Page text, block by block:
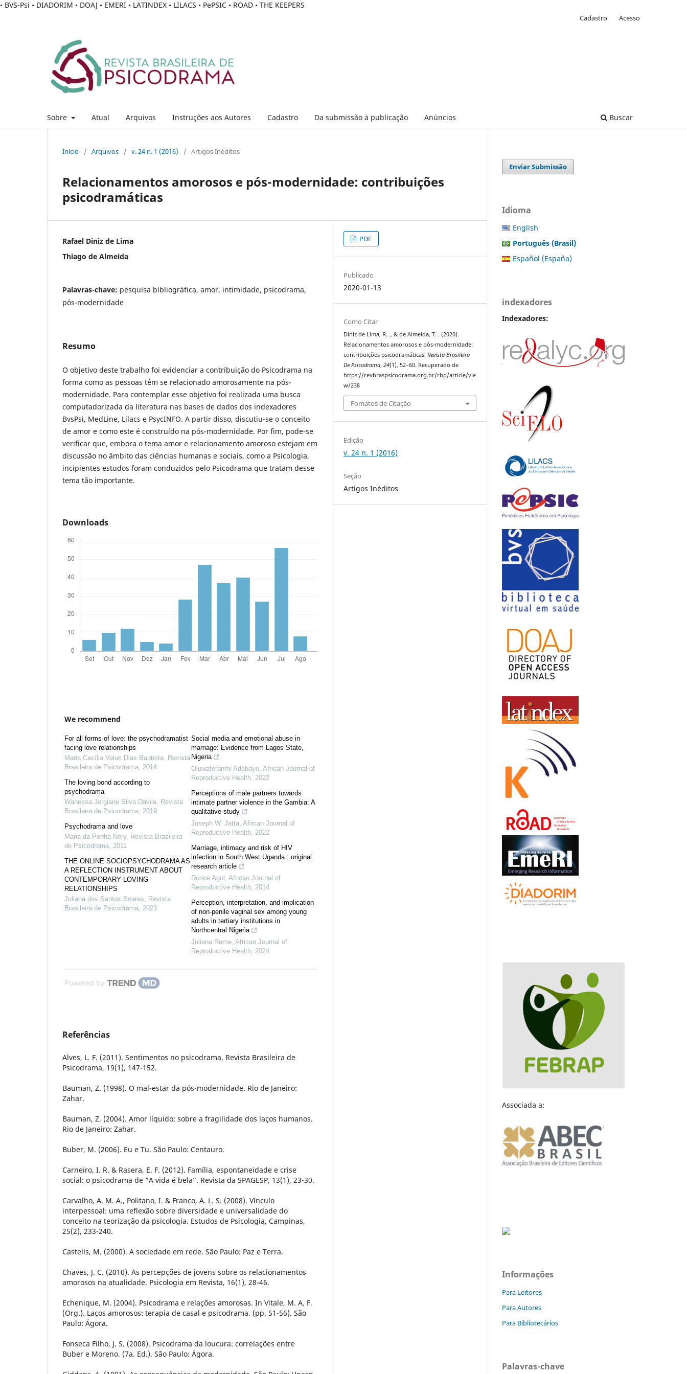
• BVS-Psi • DIADORIM • DOAJ • EMERI • LATINDEX • LILACS • PePSIC • ROAD • THE KEEPERS
Sobre Atual Arquivos Instruções aos Autores Cadastro Da submissão à publicação Anúncios Buscar
Cadastro Acesso
Início / Arquivos / v. 24 n. 1 (2016) / Artigos Inéditos
Relacionamentos amorosos e pós-modernidade: contribuições
psicodramáticas
Rafael Diniz de Lima
Thiago de Almeida
Palavras-chave: pesquisa bibliográfica, amor, intimidade, psicodrama,
pós-modernidade
Resumo
O objetivo deste trabalho foi evidenciar a contribuição do Psicodrama na
forma como as pessoas têm se relacionado amorosamente na pós-
modernidade. Para contemplar esse objetivo foi realizada uma busca
computadorizada da literatura nas bases de dados dos indexadores
BvsPsi, MedLine, Lilacs e PsycINFO. A partir disso, discutiu-se o conceito
de amor e como este é construído na pós-modernidade. Por fim, pode-se
verificar que, embora o tema amor e relacionamento amoroso estejam em
discussão no âmbito das ciências humanas e sociais, como a Psicologia,
incipientes estudos foram conduzidos pelo Psicodrama que tratam desse
tema tão importante.
Downloads
We recommend
For all forms of love: the psychodramatist
facing love relationships
Maria Cecília Veluk Dias Baptista
Revista
Brasileira de Psicodrama 2014
The loving bond according to
psychodrama
Wanessa Jorgiane Silva Davila
Revista
Brasileira de Psicodrama 2019
Psychodrama and love
Maria da Penha Nery, Revista Brasileira
de Psicodrama 2011
THE ONLINE SOCIOPSYCHODRAMA AS
A REFLECTION INSTRUMENT ABOUT
CONTEMPORARY LOVING
RELATIONSHIPS
Juliana dos Santos Soares
Revista
Brasileira de Psicodrama 2023
Social media and emotional abuse in
marriage: Evidence from Lagos State,
Nigeria
Oluwaferanmi Adebayo, African Journal of
Reproductive Health, 2022
Perceptions of male partners towards
intimate partner violence in the Gambia: A
qualitative study
Joseph W. Jatta, African Journal of
Reproductive Health, 2022
Marriage, intimacy and risk of HIV
infection in South West Uganda : original
research article
Dorice Agol
African Journal of
Reproductive Health, 2014
Perception, interpretation, and implication
of non-penile vaginal sex among young
adults in tertiary institutions in
Northcentral Nigeria
Juliana Rume, African Journal of
Reproductive Health, 2024
Powered by
Referências
Alves, L. F. (2011). Sentimentos no psicodrama. Revista Brasileira de
Psicodrama, 19(1), 147-152.
Bauman, Z. (1998). O mal-estar da pós-modernidade. Rio de Janeiro:
Zahar.
Bauman, Z. (2004). Amor líquido: sobre a fragilidade dos laços humanos.
Rio de Janeiro: Zahar.
Buber, M. (2006). Eu e Tu. São Paulo: Centauro.
Carneiro, I. R. & Rasera, E. F. (2012). Família, espontaneidade e crise
social: o psicodrama de “A vida é bela”. Revista da SPAGESP, 13(1), 23-30.
Carvalho, A. M. A., Politano, I. & Franco, A. L. S. (2008). Vínculo
interpessoal: uma reflexão sobre diversidade e universalidade do
conceito na teorização da psicologia. Estudos de Psicologia, Campinas,
25(2), 233-240.
Castells, M. (2000). A sociedade em rede. São Paulo: Paz e Terra.
Chaves, J. C. (2010). As percepções de jovens sobre os relacionamentos
amorosos na atualidade. Psicologia em Revista, 16(1), 28-46.
Echenique, M. (2004). Psicodrama e relações amorosas. In Vitale, M. A. F.
(Org.). Laços amorosos: terapia de casal e psicodrama. (pp. 51-56). São
Paulo: Ágora.
Fonseca Filho, J. S. (2008). Psicodrama da loucura: correlações entre
Buber e Moreno. (7a. Ed.). São Paulo: Ágora.
PDF
Publicado
2020-01-13
Como Citar
Diniz de Lima, R. ., & de Almeida, T. . (2020).
Relacionamentos amorosos e pós-modernidade:
contribuições psicodramáticas.Revista Brasileira
De Psicodrama,24(1), 52–60. Recuperado de
https://revbraspsicodrama.org.br/rbp/article/vie
w/238
Fomatos de Citação
Edição
v. 24 n. 1 (2016)
Seção
Artigos Inéditos
Enviar Submissão
Idioma
English
Português (Brasil)
Español (España)
indexadores
Indexadores:
Associada a:
Informações
Para Leitores
Para Autores
Para Bibliotecários
Palavras-chave